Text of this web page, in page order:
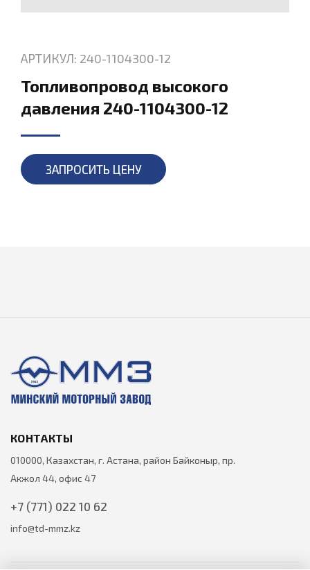
АРТИКУЛ: 240-1104300-12
Топливопровод высокого
давления 240-1104300-12
ЗАПРОСИТЬ ЦЕНУ
КОНТАКТЫ
010000, Казахстан, г. Астана, район Байконыр, пр.
Акжол 44, офис 47
+7 (771) 022 10 62
info@td-mmz.kz